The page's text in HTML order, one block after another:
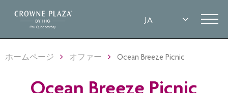
ホームページ オファー Ocean Breeze Picnic
Ocean Breeze Picnic